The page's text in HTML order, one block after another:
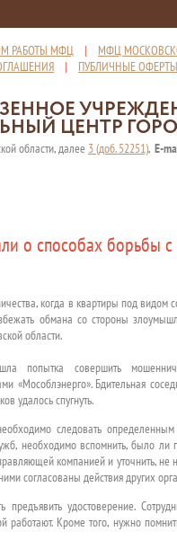
РАБОТЫ МФЦ | МФЦ
| ПУБЛИЧНЫЕ ОФЕРТЫ
ЦЕНТР
области, далее 3 (доб. 52251), E-
о способах борьбы
когда в квартиры под видом
обмана со стороны
области.
попытка совершить
«Мособлэнерго». Бдительная
удалось спугнуть.
следовать
необходимо вспомнить, было
компанией и уточнить, не
согласованы действия других
удостоверение.
работают. Кроме того, нужно